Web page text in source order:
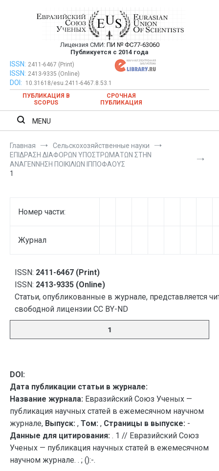
Евразийский Союз Ученых —
публикация научных статей в
ежемесячном научном журнале
Лицензия СМИ: ПИ № ФС77-63060
Публикуется с 2014 года
Евразийский Союз Ученых — публикация научных статей в
ежемесячном научном журнале
ISSN: 2411-6467 (Print)
ISSN: 2413-9335 (Online)
DOI:
10.31618/esu.2411-6467.8.53.1
ПУБЛИКАЦИЯ В
SCOPUS
СРОЧНАЯ
ПУБЛИКАЦИЯ
MENU
Главная
Сельскохозяйственные науки
ΕΠΙΔΡΑΣΗ ΔΙΑΦΟΡΩΝ ΥΠΟΣΤΡΩΜΑΤΩΝ ΣΤΗΝ
ΑΝΑΓΕΝΝΗΣΗ ΠΟΙΚΙΛΙΩΝ ΙΠΠΟΦΑΟΥΣ
1
Номер части:
Журнал
ISSN: 2411-6467 (Print)
ISSN: 2413-9335 (Online)
Статьи, опубликованные в журнале, представляется
свободной лицензии CC BY-ND
1
DOI:
Дата публикации статьи в журнале:
Название журнала: Евразийский Союз Ученых —
публикация научных статей в ежемесячном научном
журнале, Выпуск: , Том: , Страницы в выпуске: -
Данные для цитирования: . 1 // Евразийский Союз
Ученых — публикация научных статей в ежемесячном
научном журнале. . ; ():-.